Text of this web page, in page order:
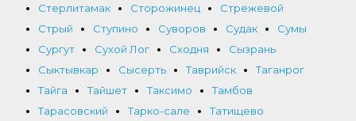
Стерлитамак
Сторожинец
Стрежевой
Стрый
Ступино Суворов Судак
Сумы
Сургут
Сухой Лог Сходня
Сызрань
Сыктывкар
Сысерть Таврийск
Таганрог
Тайга
Тайшет Таксимо
Тамбов
Тарасовский
Тарко-сале
Татищево